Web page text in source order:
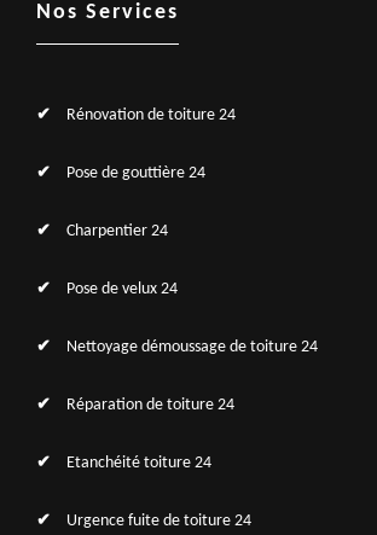
Nos Services
Rénovation de toiture 24
Pose de gouttière 24
Charpentier 24
Pose de velux 24
Nettoyage démoussage de toiture 24
Réparation de toiture 24
Etanchéité toiture 24
Urgence fuite de toiture 24